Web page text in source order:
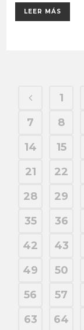
LEER MÁS
1
7
8
14
15
21
22
28
29
35
36
42
43
49
50
56
57
63
64